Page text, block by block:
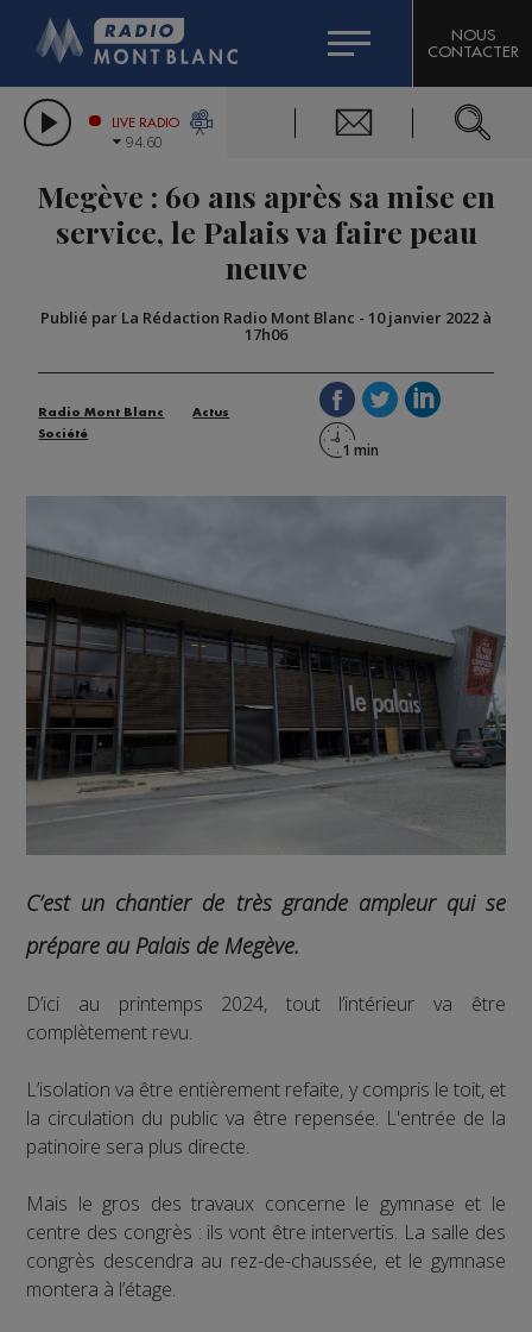
LES CHRONIQUES DE L'EXPERT
CITIZEN MACHINERY
GRAND MASSIF DOMAINES SKIABLES
BIGARD
COMPAGNIE DU MONT-BLANC
NOUS
CONTACTER
LIVE RADIO
94.60
Megève : 60 ans après sa mise en
service, le Palais va faire peau
neuve
Publié par La Rédaction Radio Mont Blanc - 10 janvier 2022 à
17h06
Radio Mont Blanc
Actus
Société
C’est un chantier de très grande ampleur qui se
prépare au Palais de Megève.
D’ici au printemps 2024, tout l’intérieur va être
complètement revu.
L’isolation va être entièrement refaite, y compris le toit, et
la circulation du public va être repensée. L'entrée de la
patinoire sera plus directe.
Mais le gros des travaux concerne le gymnase et le
centre des congrès : ils vont être intervertis. La salle des
congrès descendra au rez-de-chaussée, et le gymnase
montera à l’étage.